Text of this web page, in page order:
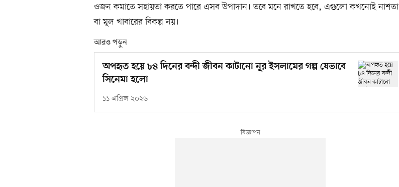
ওজন কমাতে সহায়তা করতে পারে এসব উপাদান। তবে মনে রাখতে হবে, এগুলো কখনোই নাশতা
বা মূল খাবারের বিকল্প নয়।
আরও পড়ুন
অপহৃত হয়ে ৮৪ দিনের বন্দী জীবন কাটানো নূর ইসলামের গল্প যেভাবে
সিনেমা হলো
১১ এপ্রিল ২০২৬